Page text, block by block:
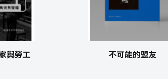
與勞工 不可能的盟友